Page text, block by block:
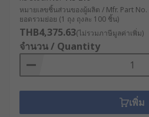
หมายเลขชิ้นส่วนของผู้ผลิต / Mfr. Part No.
ยอดรวมย่อย (1 ถุง ถุงละ 100 ชิ้น)
THB4,375.63(ไม่รวมภาษีมูลค่าเพิ่ม)
จำนวน / Quantity
เพิ่ม